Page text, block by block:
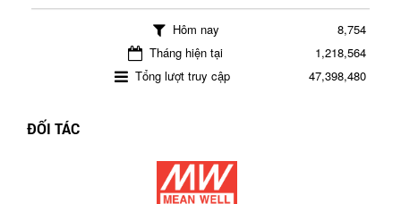
Hôm nay
8,754
Tháng hiện tại
1,218,564
Tổng lượt truy cập
47,398,480
ĐỐI TÁC